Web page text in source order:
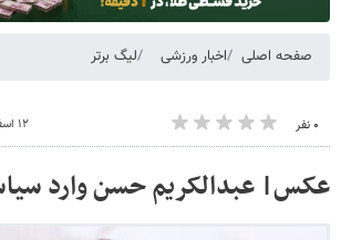
صفحه اصلی اخبار ورزشی لیگ برتر
۰ نفر ۱۲ اسفند ۱۴۰۲ - ۲۲:۰۰
عکس| عبدالکریم حسن وارد